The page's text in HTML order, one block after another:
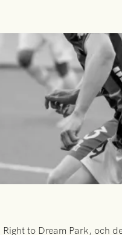
to Dream Park,